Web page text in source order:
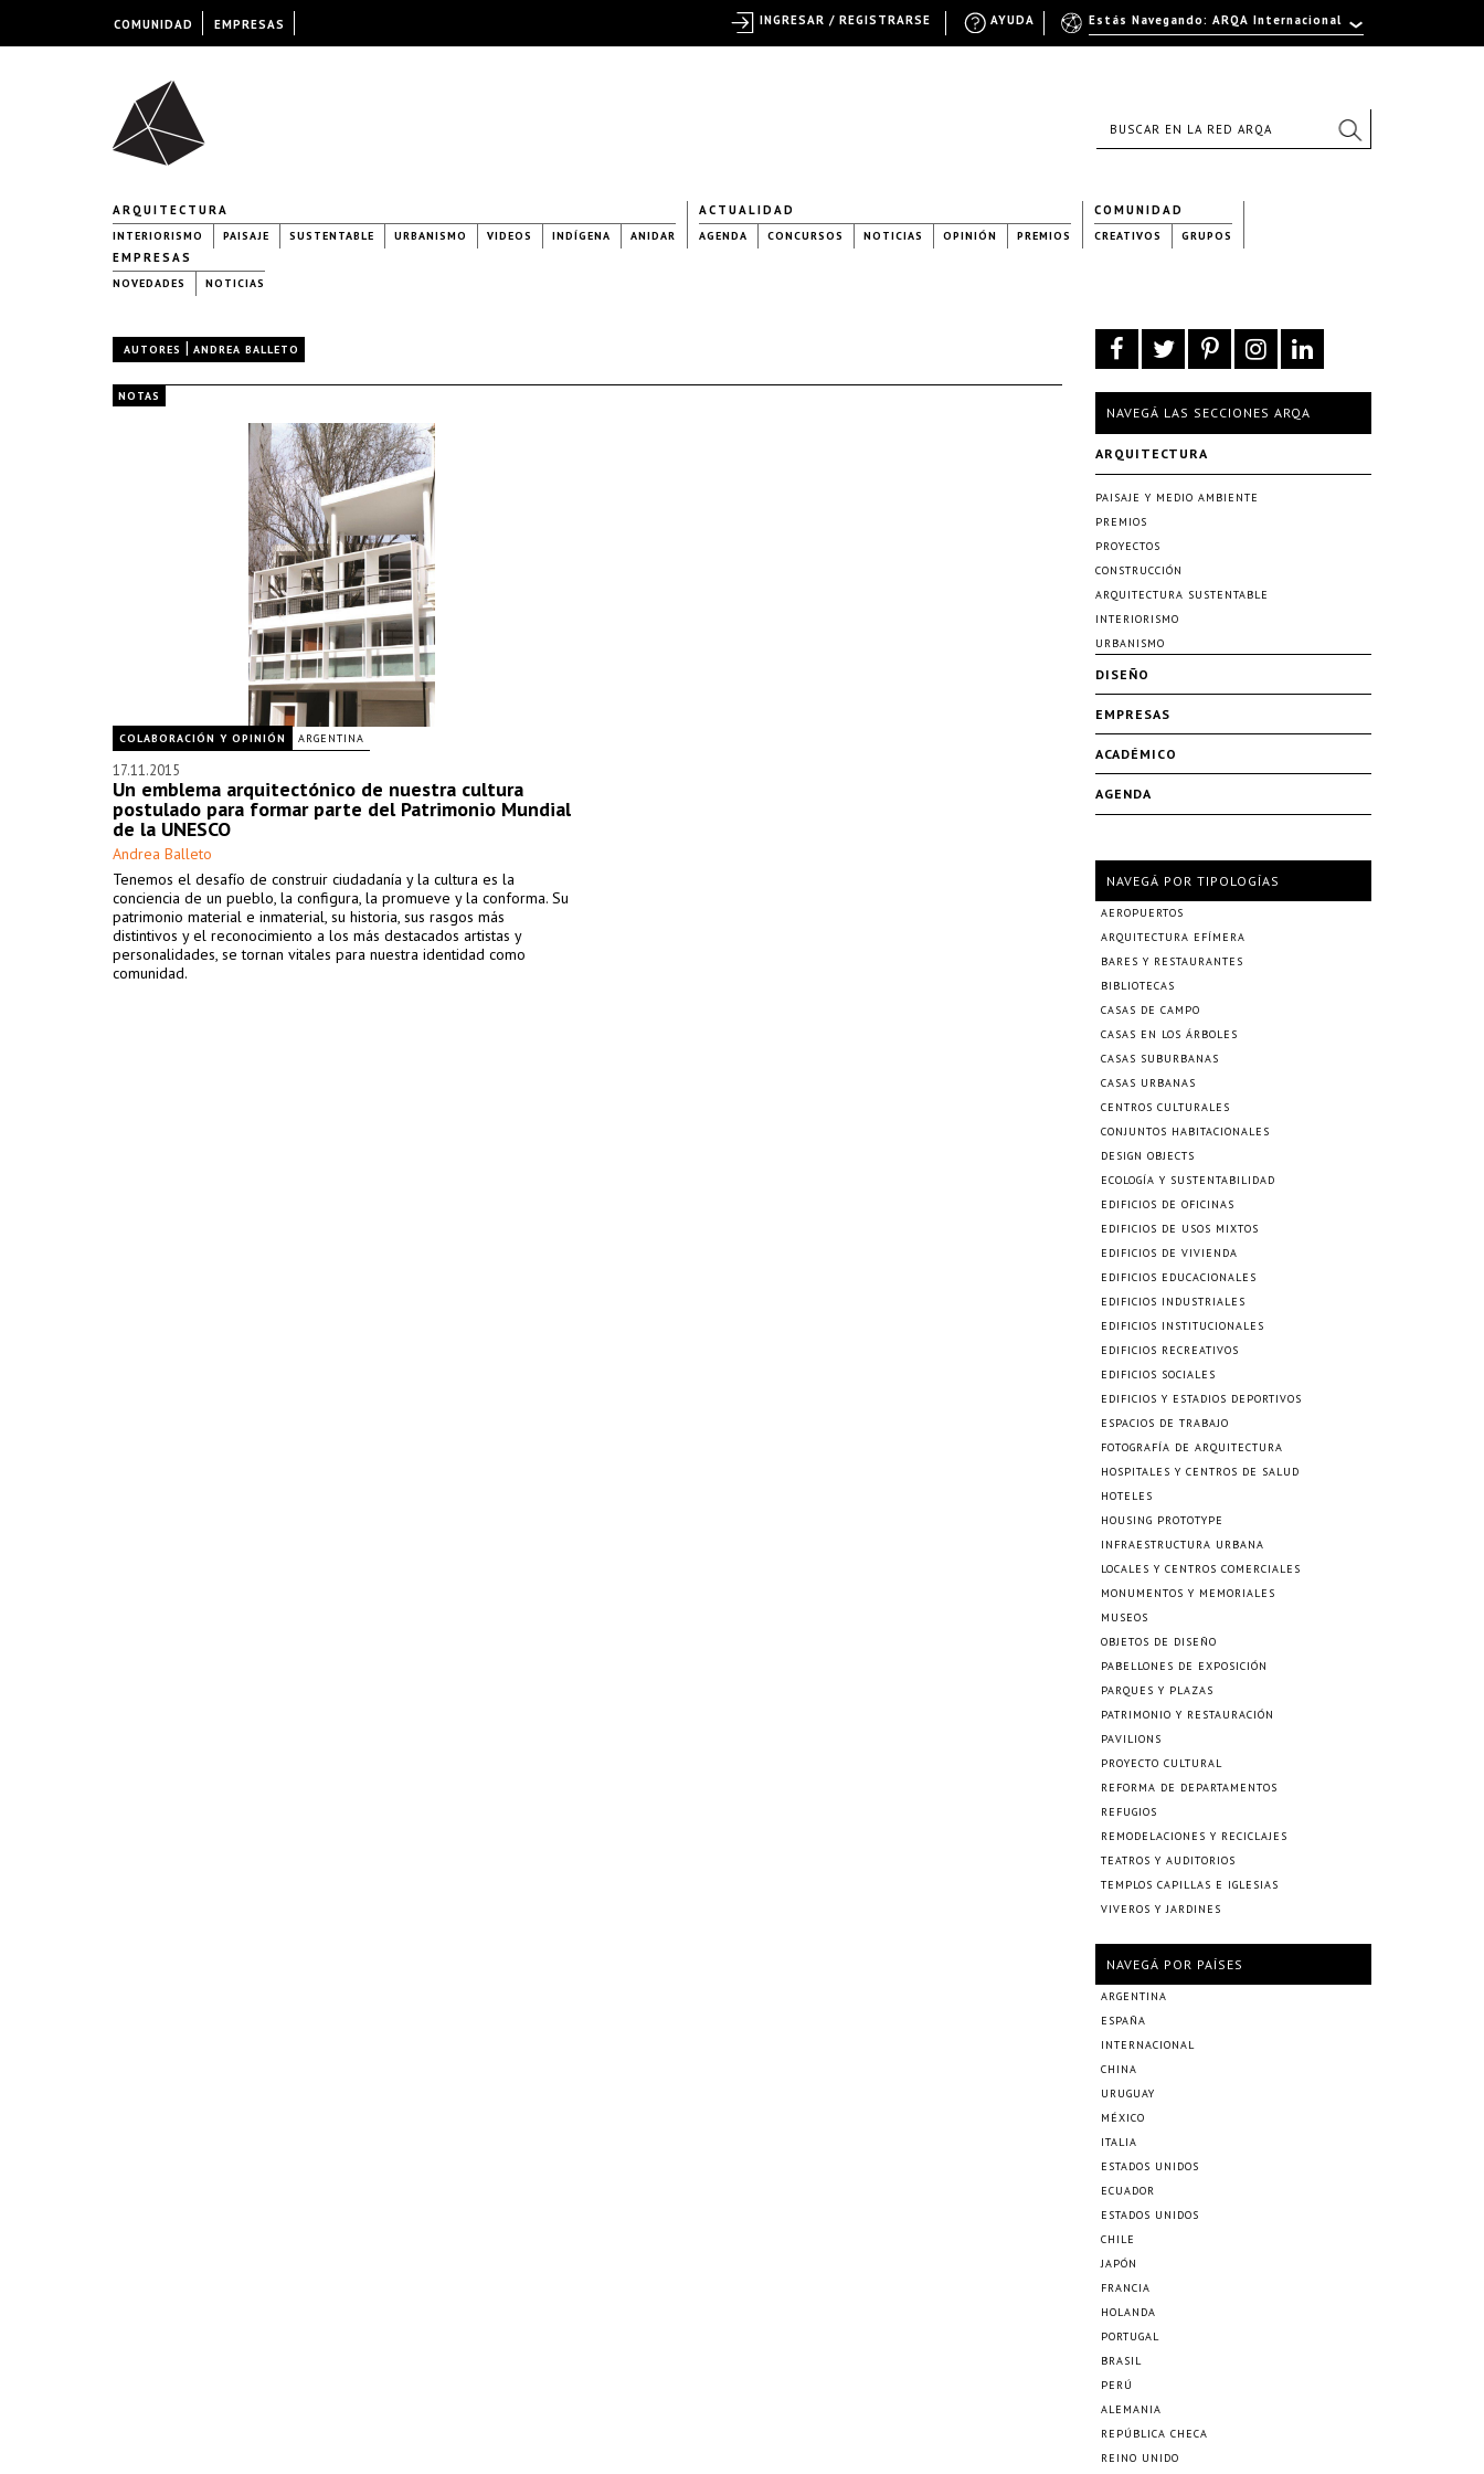
ARQUITECTURA
INTERIORISMO PAISAJE SUSTENTABLE URBANISMO VIDEOS INDÍGENA ANIDAR
ACTUALIDAD
AGENDA CONCURSOS NOTICIAS OPINIÓN PREMIOS
COMUNIDAD
CREATIVOS GRUPOS
EMPRESAS
NOVEDADES NOTICIAS
AUTORES | ANDREA BALLETO
NOTAS
COLABORACIÓN Y OPINIÓN ARGENTINA
17.11.2015
Un emblema arquitectónico de nuestra cultura
postulado para formar parte del Patrimonio Mundial
de la UNESCO
Andrea Balleto
Tenemos el desafío de construir ciudadanía y la cultura es la
conciencia de un pueblo, la configura, la promueve y la conforma. Su
patrimonio material e inmaterial, su historia, sus rasgos más
distintivos y el reconocimiento a los más destacados artistas y
personalidades, se tornan vitales para nuestra identidad como
comunidad.
NAVEGÁ LAS SECCIONES ARQA
ARQUITECTURA
PAISAJE Y MEDIO AMBIENTE
PREMIOS
PROYECTOS
CONSTRUCCIÓN
ARQUITECTURA SUSTENTABLE
INTERIORISMO
URBANISMO
DISEÑO
EMPRESAS
ACADÉMICO
AGENDA
NAVEGÁ POR TIPOLOGÍAS
AEROPUERTOS
ARQUITECTURA EFÍMERA
BARES Y RESTAURANTES
BIBLIOTECAS
CASAS DE CAMPO
CASAS EN LOS ÁRBOLES
CASAS SUBURBANAS
CASAS URBANAS
CENTROS CULTURALES
CONJUNTOS HABITACIONALES
DESIGN OBJECTS
ECOLOGÍA Y SUSTENTABILIDAD
EDIFICIOS DE OFICINAS
EDIFICIOS DE USOS MIXTOS
EDIFICIOS DE VIVIENDA
EDIFICIOS EDUCACIONALES
EDIFICIOS INDUSTRIALES
EDIFICIOS INSTITUCIONALES
EDIFICIOS RECREATIVOS
EDIFICIOS SOCIALES
EDIFICIOS Y ESTADIOS DEPORTIVOS
ESPACIOS DE TRABAJO
FOTOGRAFÍA DE ARQUITECTURA
HOSPITALES Y CENTROS DE SALUD
HOTELES
HOUSING PROTOTYPE
INFRAESTRUCTURA URBANA
LOCALES Y CENTROS COMERCIALES
MONUMENTOS Y MEMORIALES
MUSEOS
OBJETOS DE DISEÑO
PABELLONES DE EXPOSICIÓN
PARQUES Y PLAZAS
PATRIMONIO Y RESTAURACIÓN
PAVILIONS
PROYECTO CULTURAL
REFORMA DE DEPARTAMENTOS
REFUGIOS
REMODELACIONES Y RECICLAJES
TEATROS Y AUDITORIOS
TEMPLOS CAPILLAS E IGLESIAS
VIVEROS Y JARDINES
NAVEGÁ POR PAÍSES
ARGENTINA
ESPAÑA
INTERNACIONAL
CHINA
URUGUAY
MÉXICO
ITALIA
ESTADOS UNIDOS
ECUADOR
ESTADOS UNIDOS
CHILE
JAPÓN
FRANCIA
HOLANDA
PORTUGAL
BRASIL
PERÚ
ALEMANIA
REPÚBLICA CHECA
REINO UNIDO
COMUNIDAD EMPRESAS Estás Navegando: ARQA Internacional
AYUDA
INGRESAR / REGISTRARSE